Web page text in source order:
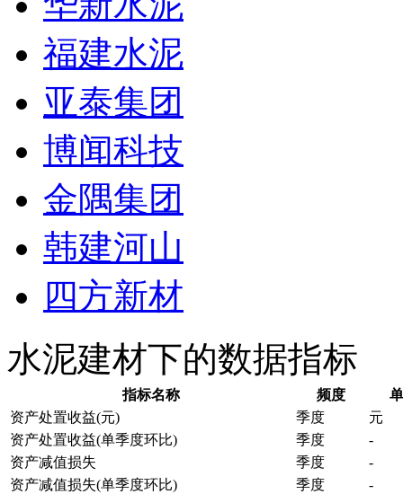
福建水泥
亚泰集团
博闻科技
金隅集团
韩建河山
四方新材
水泥建材下的数据指标
指标名称 频度
资产处置收益(元)
季度
元
资产处置收益(单季度环比)
季度
-
资产减值损失
季度
-
资产减值损失(单季度环比)
季度
-